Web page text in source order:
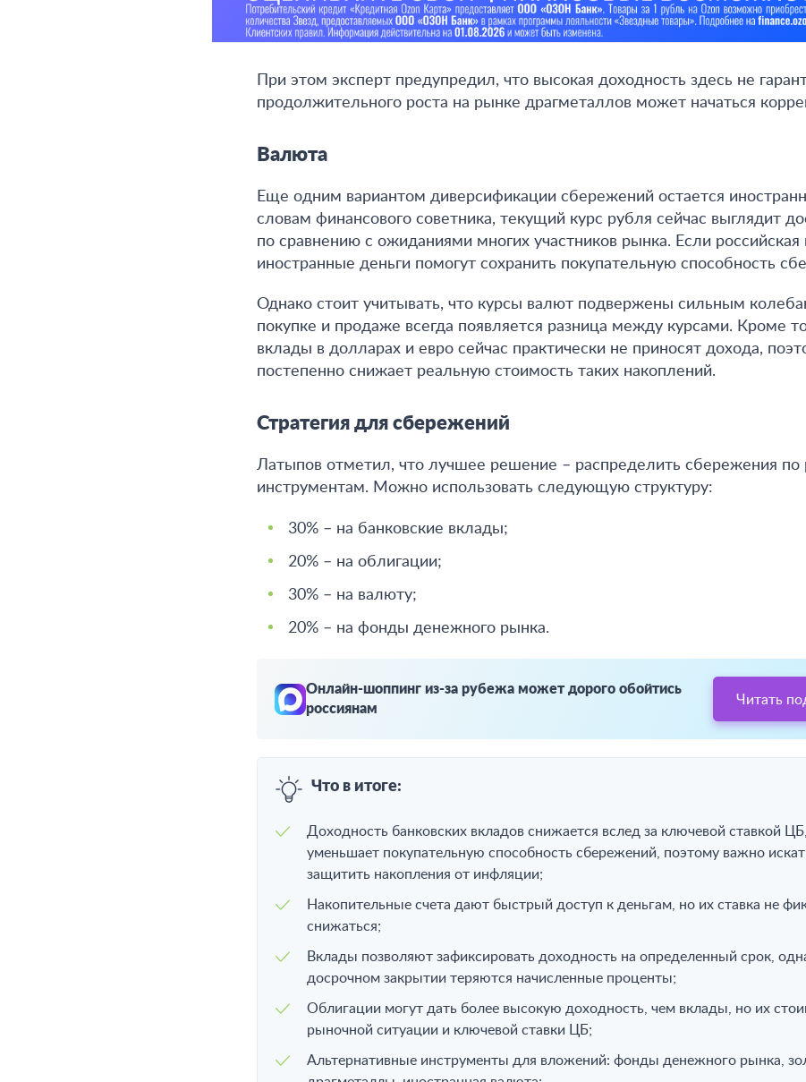
При этом эксперт предупредил, что высокая доходность здесь не
продолжительного роста на рынке драгметаллов может начаться
Валюта
Еще одним вариантом диверсификации сбережений остается
словам финансового советника, текущий курс рубля сейчас выглядит
по сравнению с ожиданиями многих участников рынка. Если российская
иностранные деньги помогут сохранить покупательную способность
Однако стоит учитывать, что курсы валют подвержены сильным
покупке и продаже всегда появляется разница между курсами. Кроме
вклады в долларах и евро сейчас практически не приносят дохода,
постепенно снижает реальную стоимость таких накоплений.
Стратегия для сбережений
Латыпов отметил, что лучшее решение – распределить сбережения по
инструментам. Можно использовать следующую структуру:
30% – на банковские вклады;
20% – на облигации;
30% – на валюту;
20% – на фонды денежного рынка.
Онлайн-шоппинг из-за рубежа может дорого обойтись
россиянам
Читать
Что в итоге:
Доходность банковских вкладов снижается вслед за ключевой ставкой
уменьшает покупательную способность сбережений, поэтому важно
защитить накопления от инфляции;
Накопительные счета дают быстрый доступ к деньгам, но их ставка не
снижаться;
Вклады позволяют зафиксировать доходность на определенный срок,
досрочном закрытии теряются начисленные проценты;
Облигации могут дать более высокую доходность, чем вклады, но их
рыночной ситуации и ключевой ставки ЦБ;
Альтернативные инструменты для вложений: фонды денежного рынка,